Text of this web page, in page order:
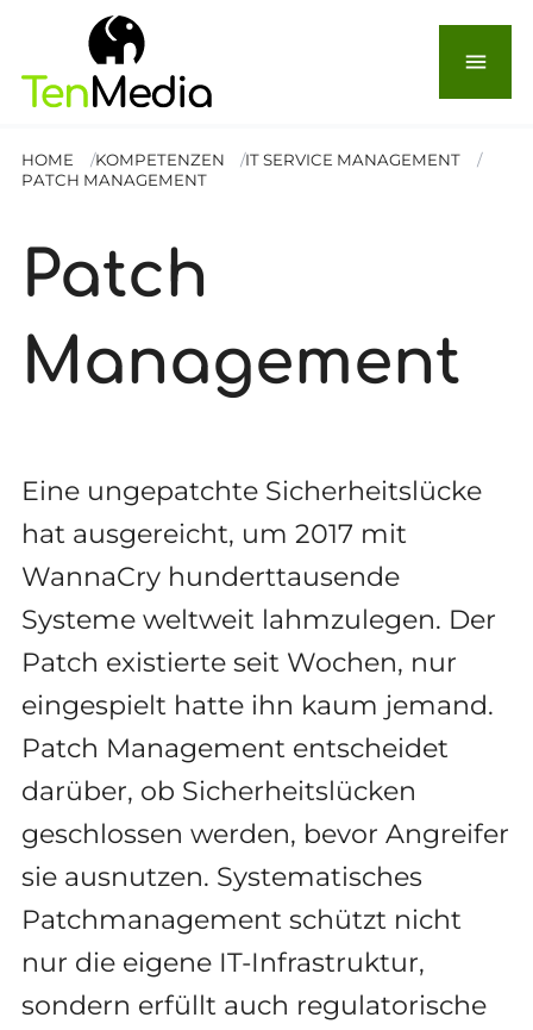
menu
HOME KOMPETENZEN
IT SERVICE MANAGEMENT
PATCH MANAGEMENT
Patch
Management
Eine ungepatchte Sicherheitslücke
hat ausgereicht, um 2017 mit
WannaCry hunderttausende
Systeme weltweit lahmzulegen. Der
Patch existierte seit Wochen, nur
eingespielt hatte ihn kaum jemand.
Patch Management entscheidet
darüber, ob Sicherheitslücken
geschlossen werden, bevor Angreifer
sie ausnutzen. Systematisches
Patchmanagement schützt nicht
nur die eigene IT-Infrastruktur,
sondern erfüllt auch regulatorische